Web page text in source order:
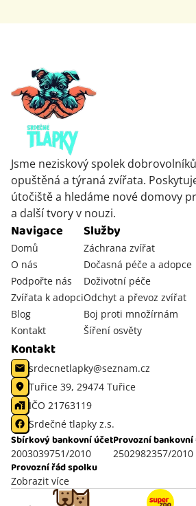
Jsme neziskový spolek
opuštěná a týraná zvířata.
útočiště a hledáme nové domovy
a další tvory v nouzi.
Navigace
Domů
O nás
Podpořte nás
Zvířata k adopci
Blog
Kontakt
Služby
Záchrana zvířat
Dočasná péče a adopce
Doživotní péče
Odchyt a převoz zvířat
Boj proti množírnám
Šíření osvěty
Kontakt
srdecnetlapky@seznam.cz
Tuřice 39, 29474 Tuřice
IČO 21763119
Srdečné tlapky z.s.
Sbírkový bankovní účet
2003039751/2010
Provozní
2502982357/2010
Provozní řád spolku
Zobrazit více